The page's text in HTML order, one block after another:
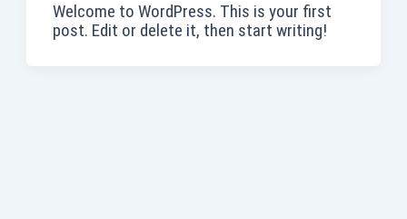
Welcome to WordPress. This is your first
post. Edit or delete it, then start writing!